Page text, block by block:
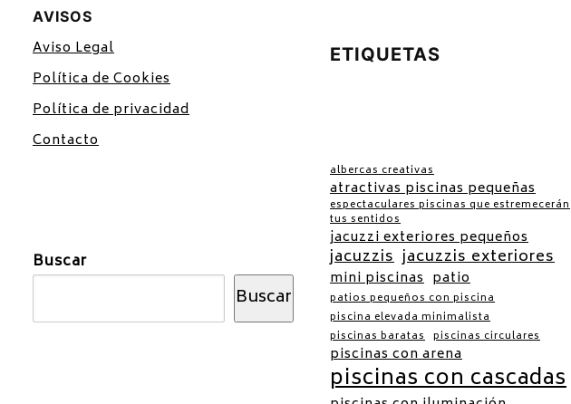
AVISOS
Aviso Legal
Política de Cookies
Política de privacidad
Contacto
Buscar
Buscar
ETIQUETAS
albercas creativas
atractivas piscinas pequeñas
espectaculares piscinas que estremecerán
tus sentidos
jacuzzi exteriores pequeños
jacuzzis jacuzzis exteriores
mini piscinas patio
patios pequeños con piscina
piscina elevada minimalista
piscinas baratas piscinas circulares
piscinas con arena
piscinas con cascadas